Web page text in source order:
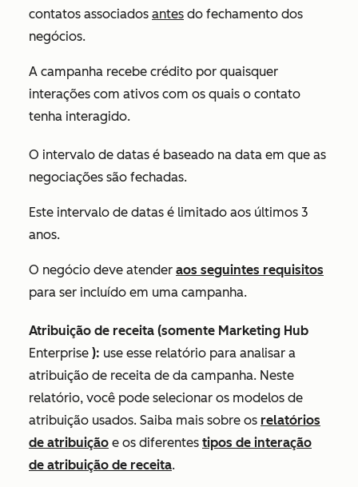
contatos associados antes do fechamento dos
negócios.
A campanha recebe crédito por quaisquer
interações com ativos com os quais o contato
tenha interagido.
O intervalo de datas é baseado na data em que as
negociações são fechadas.
Este intervalo de datas é limitado aos últimos 3
anos.
O negócio deve atender aos seguintes requisitos
para ser incluído em uma campanha.
Atribuição de receita (somente Marketing Hub
Enterprise ): use esse relatório para analisar a
atribuição de receita de da campanha. Neste
relatório, você pode selecionar os modelos de
atribuição usados. Saiba mais sobre os relatórios
de atribuição e os diferentes tipos de interação
de atribuição de receita.